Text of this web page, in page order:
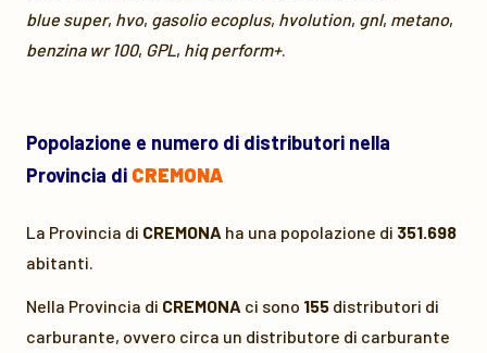
blue super, hvo, gasolio ecoplus, hvolution, gnl, metano,
benzina wr 100, GPL, hiq perform+.
Popolazione e numero di distributori nella
Provincia di CREMONA
La Provincia di CREMONA ha una popolazione di 351.698
abitanti.
Nella Provincia di CREMONA ci sono 155 distributori di
carburante, ovvero circa un distributore di carburante